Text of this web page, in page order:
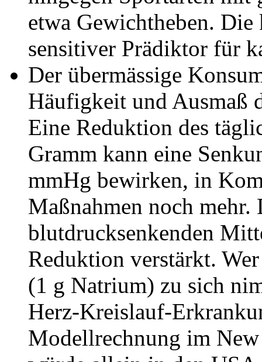
etwa Gewichtheben.
sensitiver Prädiktor für
Der übermässige
Häufigkeit und Ausmaß
Eine Reduktion des
Gramm kann eine
mmHg bewirken, in
Maßnahmen noch
blutdrucksenkenden
Reduktion verstärkt.
(1 g Natrium) zu sich
Herz-Kreislauf-
Modellrechnung im